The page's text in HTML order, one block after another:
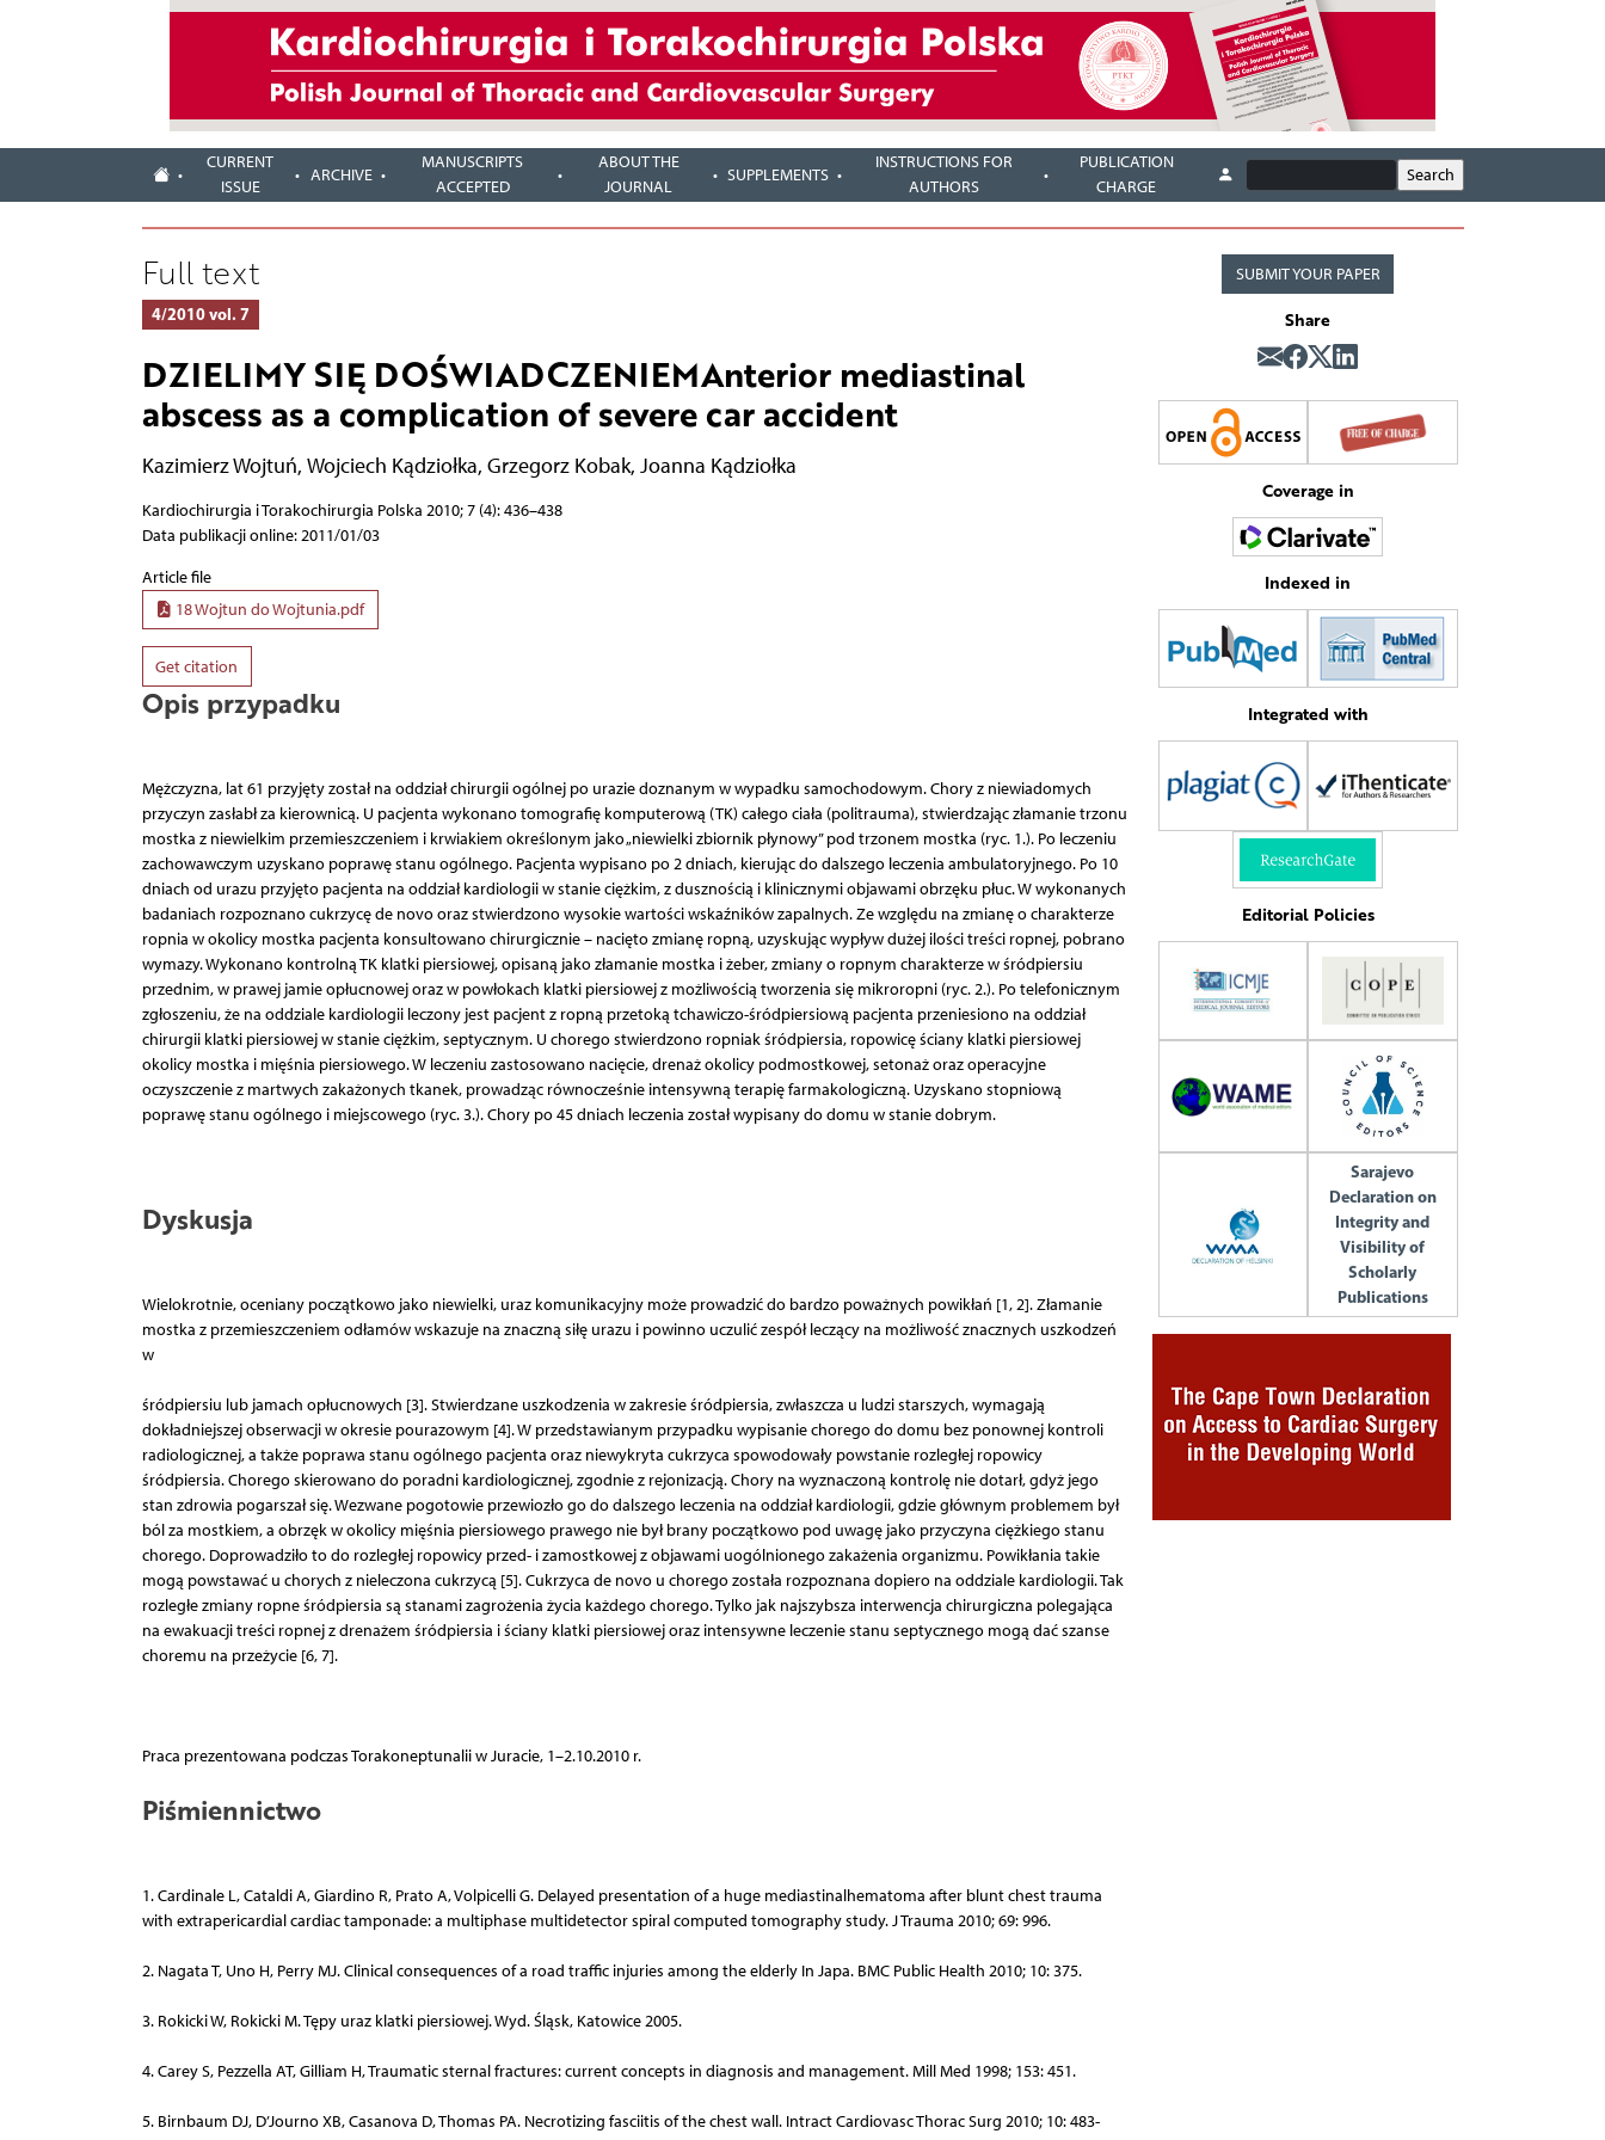
CURRENT
ISSUE
ARCHIVE
MANUSCRIPTS
ACCEPTED
ABOUT THE
JOURNAL
SUPPLEMENTS
INSTRUCTIONS FOR
AUTHORS
PUBLICATION
CHARGE
Full text
4/2010 vol. 7
DZIELIMY SIĘ DOŚWIADCZENIEMAnterior mediastinal
abscess as a complication of severe car accident
Kazimierz Wojtuń, Wojciech Kądziołka, Grzegorz Kobak, Joanna Kądziołka
Kardiochirurgia i Torakochirurgia Polska 2010; 7 (4): 436–438
Data publikacji online: 2011/01/03
Article file
18 Wojtun do Wojtunia.pdf
Get citation
Opis przypadku
Mężczyzna, lat 61 przyjęty został na oddział chirurgii ogólnej po urazie doznanym w wypadku samochodowym. Chory z niewiadomych
przyczyn zasłabł za kierownicą. U pacjenta wykonano tomografię komputerową (TK) całego ciała (politrauma), stwierdzając złamanie trzonu
mostka z niewielkim przemieszczeniem i krwiakiem określonym jako „niewielki zbiornik płynowy” pod trzonem mostka (ryc. 1.). Po leczeniu
zachowawczym uzyskano poprawę stanu ogólnego. Pacjenta wypisano po 2 dniach, kierując do dalszego leczenia ambulatoryjnego. Po 10
dniach od urazu przyjęto pacjenta na oddział kardiologii w stanie ciężkim, z dusznością i klinicznymi objawami obrzęku płuc. W wykonanych
badaniach rozpoznano cukrzycę de novo oraz stwierdzono wysokie wartości wskaźników zapalnych. Ze względu na zmianę o charakterze
ropnia w okolicy mostka pacjenta konsultowano chirurgicznie – nacięto zmianę ropną, uzyskując wypływ dużej ilości treści ropnej, pobrano
wymazy. Wykonano kontrolną TK klatki piersiowej, opisaną jako złamanie mostka i żeber, zmiany o ropnym charakterze w śródpiersiu
przednim, w prawej jamie opłucnowej oraz w powłokach klatki piersiowej z możliwością tworzenia się mikroropni (ryc. 2.). Po telefonicznym
zgłoszeniu, że na oddziale kardiologii leczony jest pacjent z ropną przetoką tchawiczo-śródpiersiową pacjenta przeniesiono na oddział
chirurgii klatki piersiowej w stanie ciężkim, septycznym. U chorego stwierdzono ropniak śródpiersia, ropowicę ściany klatki piersiowej
okolicy mostka i mięśnia piersiowego. W leczeniu zastosowano nacięcie, drenaż okolicy podmostkowej, setonaż oraz operacyjne
oczyszczenie z martwych zakażonych tkanek, prowadząc równocześnie intensywną terapię farmakologiczną. Uzyskano stopniową
poprawę stanu ogólnego i miejscowego (ryc. 3.). Chory po 45 dniach leczenia został wypisany do domu w stanie dobrym.
Dyskusja
Wielokrotnie, oceniany początkowo jako niewielki, uraz komunikacyjny może prowadzić do bardzo poważnych powikłań [1, 2]. Złamanie
mostka z przemieszczeniem odłamów wskazuje na znaczną siłę urazu i powinno uczulić zespół leczący na możliwość znacznych uszkodzeń
w
śródpiersiu lub jamach opłucnowych [3]. Stwierdzane uszkodzenia w zakresie śródpiersia, zwłaszcza u ludzi starszych, wymagają
dokładniejszej obserwacji w okresie pourazowym [4]. W przedstawianym przypadku wypisanie chorego do domu bez ponownej kontroli
radiologicznej, a także poprawa stanu ogólnego pacjenta oraz niewykryta cukrzyca spowodowały powstanie rozległej ropowicy
śródpiersia. Chorego skierowano do poradni kardiologicznej, zgodnie z rejonizacją. Chory na wyznaczoną kontrolę nie dotarł, gdyż jego
stan zdrowia pogarszał się. Wezwane pogotowie przewiozło go do dalszego leczenia na oddział kardiologii, gdzie głównym problemem był
ból za mostkiem, a obrzęk w okolicy mięśnia piersiowego prawego nie był brany początkowo pod uwagę jako przyczyna ciężkiego stanu
chorego. Doprowadziło to do rozległej ropowicy przed- i zamostkowej z objawami uogólnionego zakażenia organizmu. Powikłania takie
mogą powstawać u chorych z nieleczona cukrzycą [5]. Cukrzyca de novo u chorego została rozpoznana dopiero na oddziale kardiologii. Tak
rozległe zmiany ropne śródpiersia są stanami zagrożenia życia każdego chorego. Tylko jak najszybsza interwencja chirurgiczna polegająca
na ewakuacji treści ropnej z drenażem śródpiersia i ściany klatki piersiowej oraz intensywne leczenie stanu septycznego mogą dać szanse
choremu na przeżycie [6, 7].
Praca prezentowana podczas Torakoneptunalii w Juracie, 1–2.10.2010 r.
Piśmiennictwo
1. Cardinale L, Cataldi A, Giardino R, Prato A, Volpicelli G. Delayed presentation of a huge mediastinalhematoma after blunt chest trauma
with extrapericardial cardiac tamponade: a multiphase multidetector spiral computed tomography study. J Trauma 2010; 69: 996.
2. Nagata T, Uno H, Perry MJ. Clinical consequences of a road traffic injuries among the elderly In Japa. BMC Public Health 2010; 10: 375.
3. Rokicki W, Rokicki M. Tępy uraz klatki piersiowej. Wyd. Śląsk, Katowice 2005.
4. Carey S, Pezzella AT, Gilliam H, Traumatic sternal fractures: current concepts in diagnosis and management. Mill Med 1998; 153: 451.
5. Birnbaum DJ, D’Journo XB, Casanova D, Thomas PA. Necrotizing fasciitis of the chest wall. Intract Cardiovasc Thorac Surg 2010; 10: 483-
SUBMIT YOUR PAPER
Share
Coverage in
Indexed in
Integrated with
Editorial Policies
Sarajevo
Declaration on
Integrity and
Visibility of
Scholarly
Publications